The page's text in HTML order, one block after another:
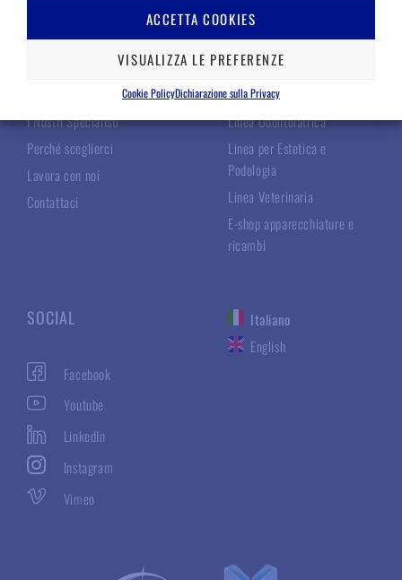
ACCETTA COOKIES
VISUALIZZA LE PREFERENZE
Cookie PolicyDichiarazione sulla Privacy
TECNOMED ITALIA
I Nostri Specialisti
Perché sceglierci
Lavora con noi
Contattaci
LE NOSTRE LINEE
Linea Chirurgica
Linea Odontoiatrica
Linea per Estetica e
Podologia
Linea Veterinaria
E-shop apparecchiature e
ricambi
SOCIAL
Facebook
Youtube
LinkedIn
Instagram
Vimeo
Italiano
English